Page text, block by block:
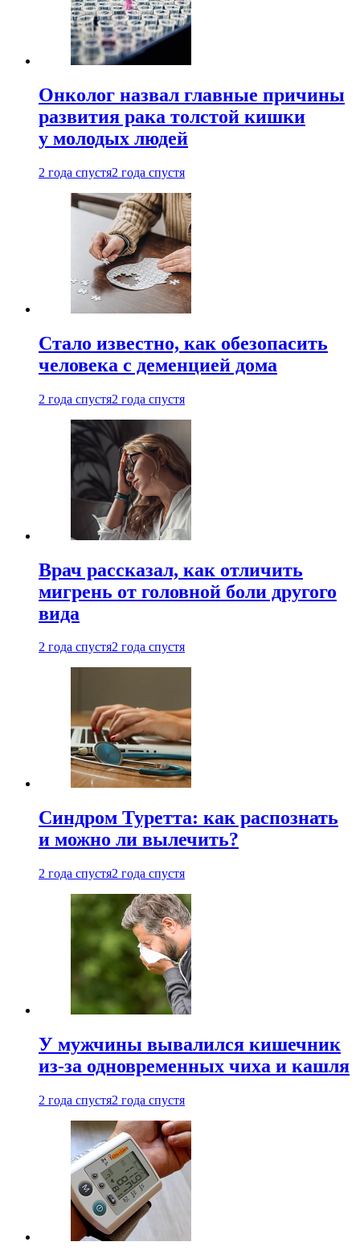
Онколог назвал главные причины
развития рака толстой кишки
у молодых людей
2 года спустя2 года спустя
Стало известно, как обезопасить
человека с деменцией дома
2 года спустя2 года спустя
Врач рассказал, как отличить
мигрень от головной боли другого
вида
2 года спустя2 года спустя
Синдром Туретта: как распознать
и можно ли вылечить?
2 года спустя2 года спустя
У мужчины вывалился кишечник
из-за одновременных чиха и кашля
2 года спустя2 года спустя